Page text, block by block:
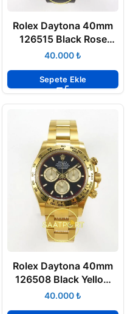
Rolex Daytona 40mm
126515 Black Rose
Gold Diamonds
Eta Saat
₺
Sepete Ekle
Rolex Daytona 40mm
126508 Black Yellow
Gold Yellow Gold
₺